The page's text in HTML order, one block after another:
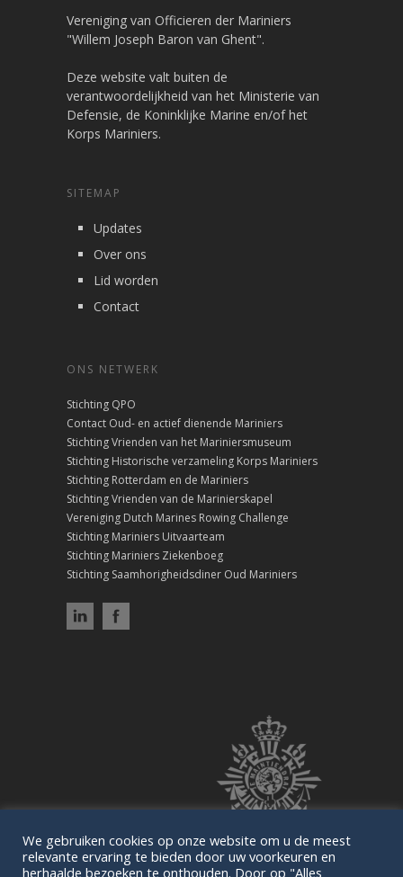
Vereniging van Officieren der Mariniers
"Willem Joseph Baron van Ghent".
Deze website valt buiten de
verantwoordelijkheid van het Ministerie van
Defensie, de Koninklijke Marine en/of het
Korps Mariniers.
SITEMAP
Updates
Over ons
Lid worden
Contact
ONS NETWERK
Stichting QPO
Contact Oud- en actief dienende Mariniers
Stichting Vrienden van het Mariniersmuseum
Stichting Historische verzameling Korps Mariniers
Stichting Rotterdam en de Mariniers
Stichting Vrienden van de Marinierskapel
Vereniging Dutch Marines Rowing Challenge
Stichting Mariniers Uitvaarteam
Stichting Mariniers Ziekenboeg
Stichting Saamhorigheidsdiner Oud Mariniers
We gebruiken cookies op onze website om u de meest
relevante ervaring te bieden door uw voorkeuren en
herhaalde bezoeken te onthouden. Door op "Alles